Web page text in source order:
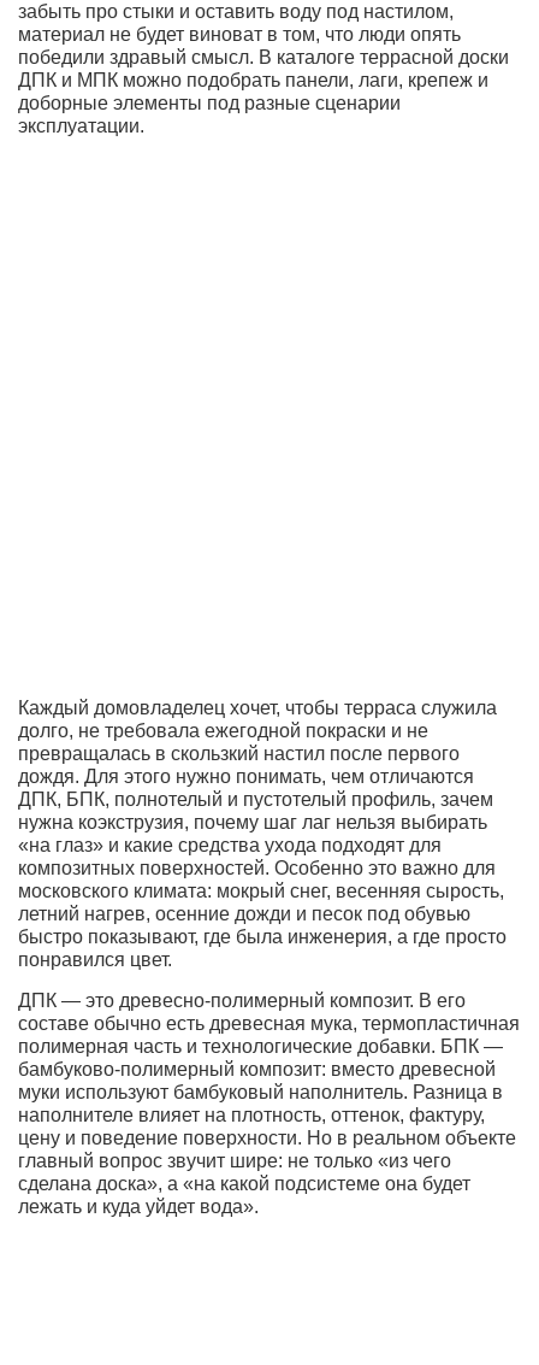
забыть про стыки и оставить воду под настилом,
материал не будет виноват в том, что люди опять
победили здравый смысл. В каталоге террасной доски
ДПК и МПК можно подобрать панели, лаги, крепеж и
доборные элементы под разные сценарии
эксплуатации.
Каждый домовладелец хочет, чтобы терраса служила
долго, не требовала ежегодной покраски и не
превращалась в скользкий настил после первого
дождя. Для этого нужно понимать, чем отличаются
ДПК, БПК, полнотелый и пустотелый профиль, зачем
нужна коэкструзия, почему шаг лаг нельзя выбирать
«на глаз» и какие средства ухода подходят для
композитных поверхностей. Особенно это важно для
московского климата: мокрый снег, весенняя сырость,
летний нагрев, осенние дожди и песок под обувью
быстро показывают, где была инженерия, а где просто
понравился цвет.
ДПК — это древесно-полимерный композит. В его
составе обычно есть древесная мука, термопластичная
полимерная часть и технологические добавки. БПК —
бамбуково-полимерный композит: вместо древесной
муки используют бамбуковый наполнитель. Разница в
наполнителе влияет на плотность, оттенок, фактуру,
цену и поведение поверхности. Но в реальном объекте
главный вопрос звучит шире: не только «из чего
сделана доска», а «на какой подсистеме она будет
лежать и куда уйдет вода».